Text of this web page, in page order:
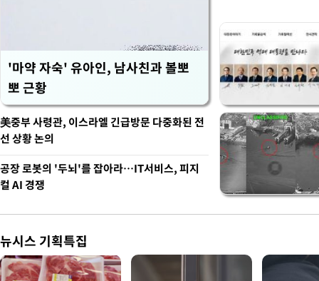
'마약 자숙' 유아인, 남사친과 볼뽀
뽀 근황
美중부 사령관, 이스라엘 긴급방문 다중화된 전
선 상황 논의
공장 로봇의 '두뇌'를 잡아라…IT서비스, 피지
컬 AI 경쟁
뉴시스 기획특집